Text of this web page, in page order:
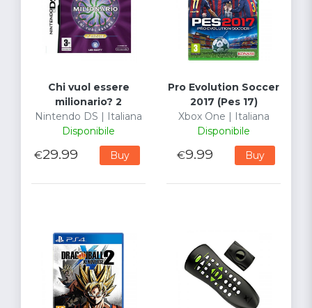
Chi vuol essere
milionario? 2
Nintendo DS | Italiana
Disponibile
€29.99 Buy
Pro Evolution Soccer
2017 (Pes 17)
Xbox One | Italiana
Disponibile
€9.99 Buy